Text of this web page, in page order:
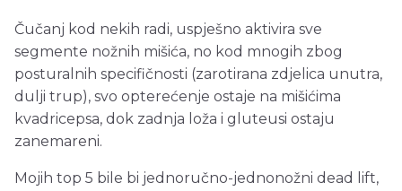
Čučanj kod nekih radi, uspješno aktivira sve
segmente nožnih mišića, no kod mnogih zbog
posturalnih specifičnosti (zarotirana zdjelica unutra,
dulji trup), svo opterećenje ostaje na mišićima
kvadricepsa, dok zadnja loža i gluteusi ostaju
zanemareni.
Mojih top 5 bile bi jednoručno-jednonožni dead lift,